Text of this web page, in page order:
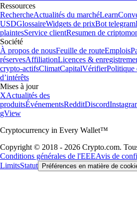
Ressources
RechercheActualités du marchéLearn
USDGlossaireWidgets de prixBot telegram
plaintesService clientResumen de
Société
À propos de nousFeuille de routeEmplois
réservesAffiliationLicences &
crypto-actifsClimatCapitalVérifierPolitique
d’intérêts
Mises à jour
XActualités des
produitsÉvénementsRedditDiscord
gView
Cryptocurrency in Every Wallet™
Copyright © 2018 - 2026 Crypto.com.
Conditions générales de l'EEEAvis de
LimitsStatut Préférences en matière de